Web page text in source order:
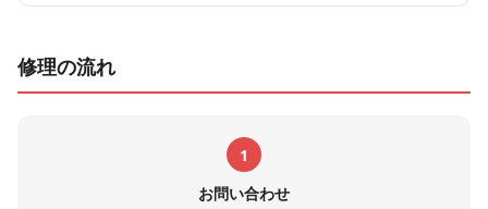
修理の流れ
1
お問い合わせ